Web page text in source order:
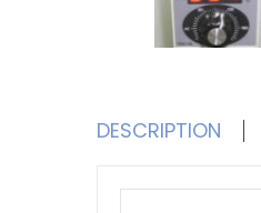
DESCRIPTION